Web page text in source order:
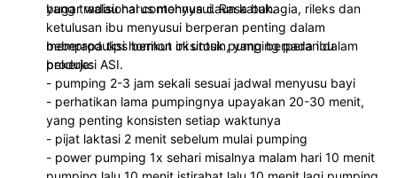
bugar walau harus menyusui. Rasa bahagia, rileks dan
ketulusan ibu menyusui berperan penting dalam
memproduksi hormon oksitosin, yang berperan dalam
produksi ASI.
yang tradisional contohnya daun katuk.
beberapa tips berikut ini untuk pumping pada ibu
bekerja:
- pumping 2-3 jam sekali sesuai jadwal menyusu bayi
- perhatikan lama pumpingnya upayakan 20-30 menit,
yang penting konsisten setiap waktunya
- pijat laktasi 2 menit sebelum mulai pumping
- power pumping 1x sehari misalnya malam hari 10 menit